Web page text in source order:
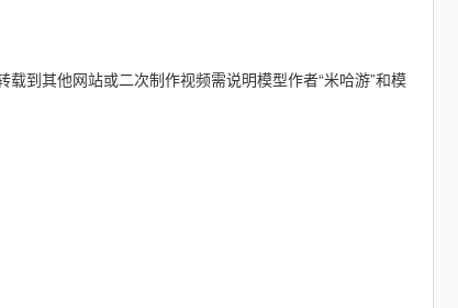
到其他网站或二次制作视频需说明模型作者“米哈游”和模